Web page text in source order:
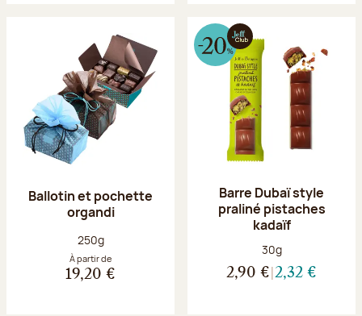
Ballotin et pochette
organdi
Poids net :
250g
À partir de
19,20 €
Barre Dubaï style
praliné pistaches
kadaïf
Poids net :
30g
2,90 € 2,32 €